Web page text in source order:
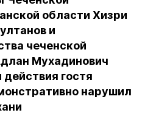
области Хизри
и
чеченской
Мухадинович
гостя
нарушил